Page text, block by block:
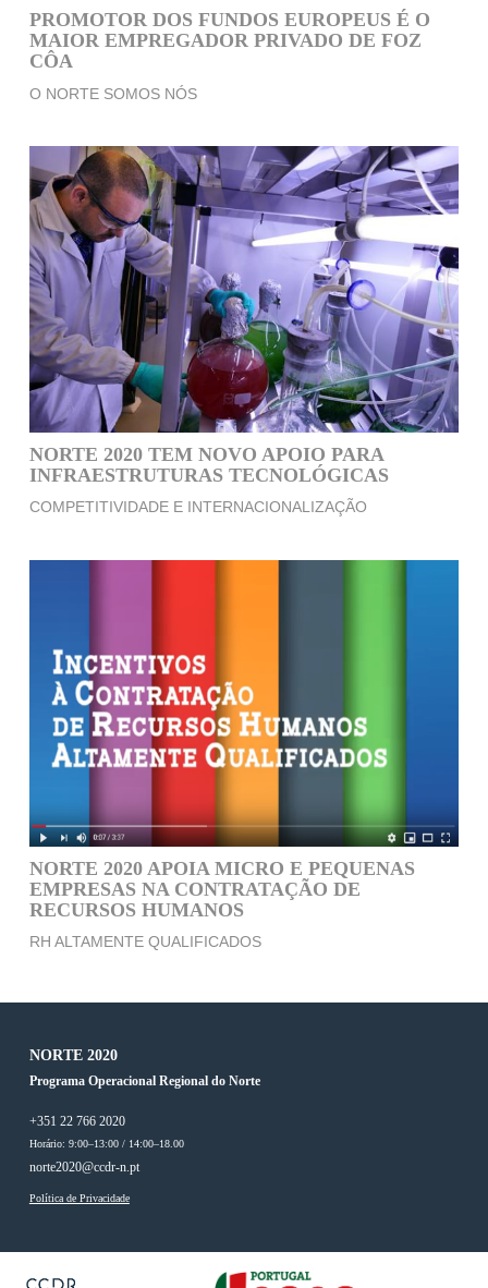
PROMOTOR DOS FUNDOS EUROPEUS É O
MAIOR EMPREGADOR PRIVADO DE FOZ
CÔA
O NORTE SOMOS NÓS
NORTE 2020 TEM NOVO APOIO PARA
INFRAESTRUTURAS TECNOLÓGICAS
COMPETITIVIDADE E INTERNACIONALIZAÇÃO
NORTE 2020 APOIA MICRO E PEQUENAS
EMPRESAS NA CONTRATAÇÃO DE
RECURSOS HUMANOS
RH ALTAMENTE QUALIFICADOS
NORTE 2020
Programa Operacional Regional do Norte
+351 22 766 2020
Horário: 9:00–13:00 / 14:00–18.00
norte2020@ccdr-n.pt
Política de Privacidade